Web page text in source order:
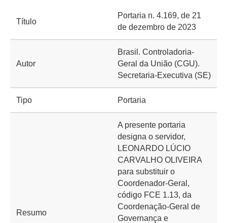
Título
Portaria n. 4.169, de 21
de dezembro de 2023
Autor
Brasil. Controladoria-
Geral da União (CGU).
Secretaria-Executiva (SE)
Tipo Portaria
Resumo
A presente portaria
designa o servidor,
LEONARDO LÚCIO
CARVALHO OLIVEIRA
para substituir o
Coordenador-Geral,
código FCE 1.13, da
Coordenação-Geral de
Governança e